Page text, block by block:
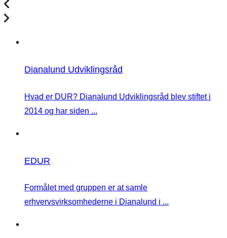
Dianalund Udviklingsråd
Hvad er DUR? Dianalund Udviklingsråd blev stiftet i
2014 og har siden ...
EDUR
Formålet med gruppen er at samle
erhvervsvirksomhederne i Dianalund i ...